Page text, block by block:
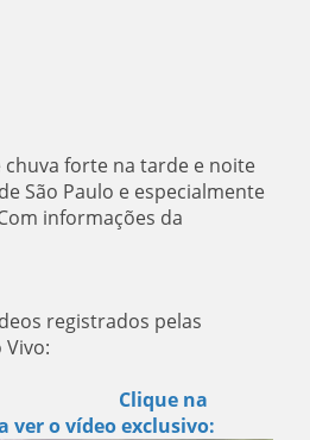
chuva forte na tarde e noite
São Paulo e especialmente
informações da
registrados pelas
Vivo:
Clique na
ver o vídeo exclusivo: